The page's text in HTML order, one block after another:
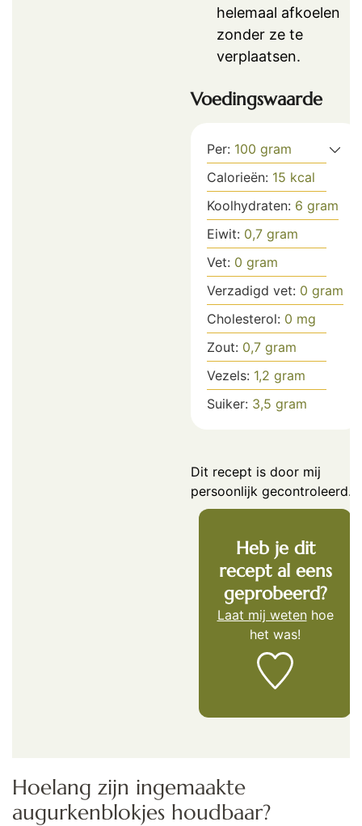
helemaal afkoelen
zonder ze te
verplaatsen.
Voedingswaarde
Per: 100 gram
Calorieën: 15 kcal
Koolhydraten: 6 gram
Eiwit: 0,7 gram
Vet: 0 gram
Verzadigd vet: 0 gram
Cholesterol: 0 mg
Zout: 0,7 gram
Vezels: 1,2 gram
Suiker: 3,5 gram
Dit recept is door mij
persoonlijk gecontroleerd.
Heb je dit
recept al eens
geprobeerd?
Laat mij wetenhoe
het was!
Hoelang zijn ingemaakte
augurkenblokjes houdbaar?